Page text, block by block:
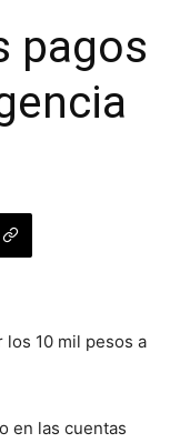
pagos
10 mil pesos a
en las cuentas